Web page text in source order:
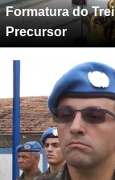
Formatura do
Precursor